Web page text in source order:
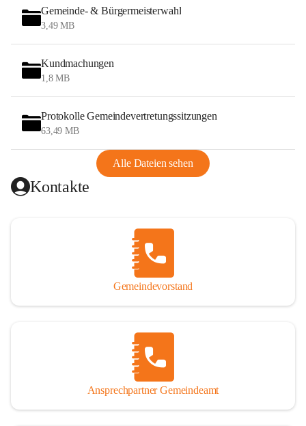
Gemeinde- & Bürgermeisterwahl
3,49 MB
Kundmachungen
1,8 MB
Protokolle Gemeindevertretungssitzungen
63,49 MB
Alle Dateien sehen
Kontakte
Gemeindevorstand
Ansprechpartner Gemeindeamt